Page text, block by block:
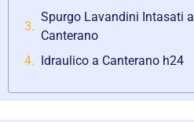
Spurgo Lavandini Intasati a
Canterano
Idraulico a Canterano h24